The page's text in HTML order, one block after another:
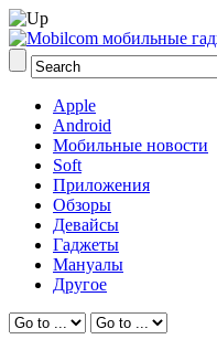
Apple
Android
Мобильные новости
Soft
Приложения
Обзоры
Девайсы
Гаджеты
Мануалы
Другое